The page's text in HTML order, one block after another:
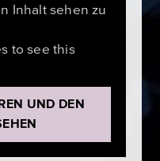
Inhalt sehen zu
to see this
UND DEN